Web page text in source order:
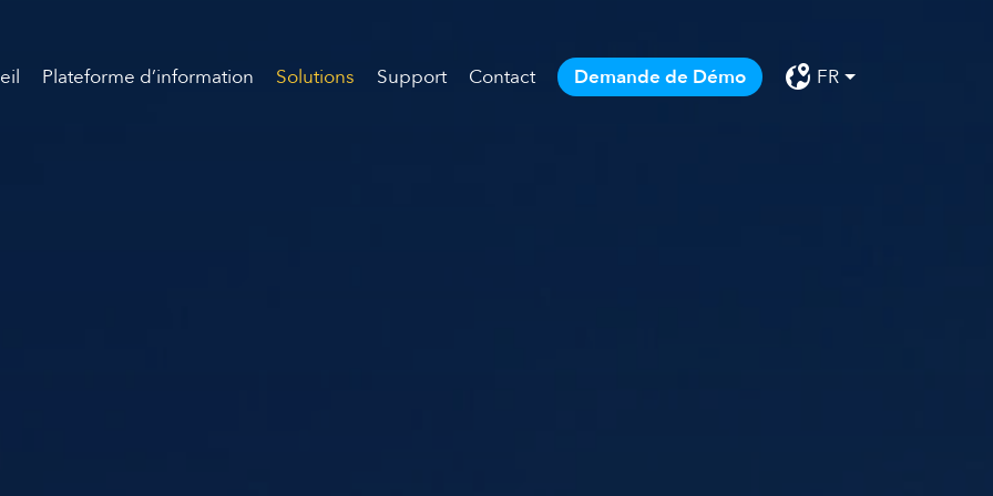
Plateforme d’information Solutions Support Contact Demande de Démo FR